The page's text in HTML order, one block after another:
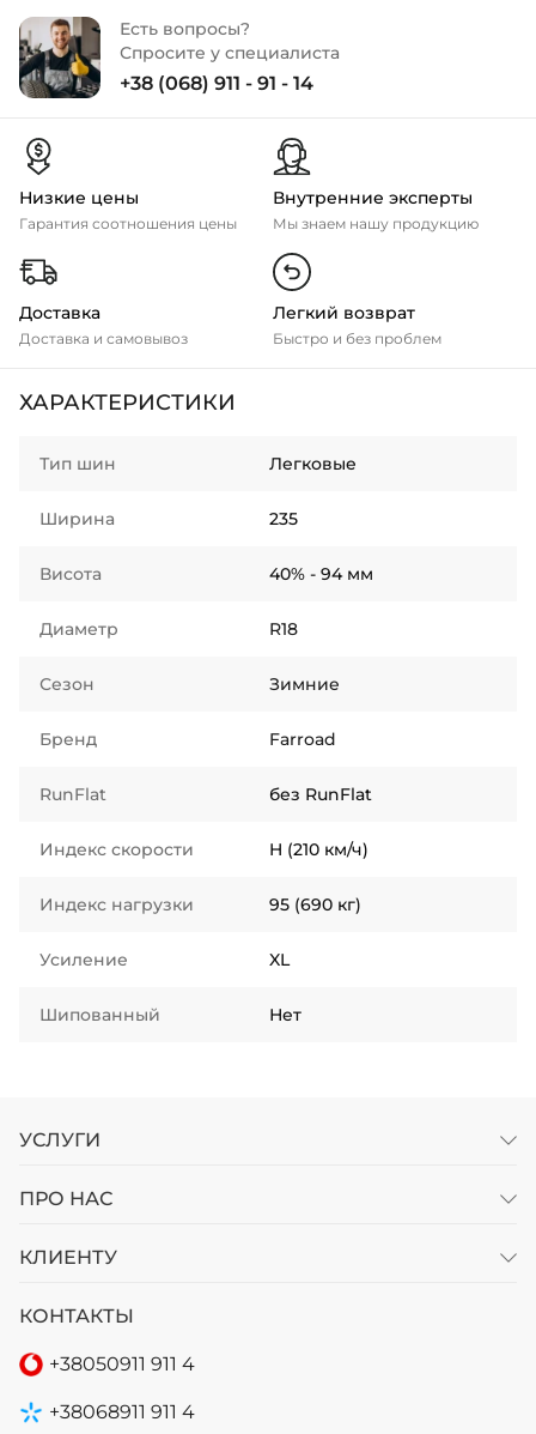
Есть вопросы?
Спросите у специалиста
+38 (068) 911 - 91 - 14
Низкие цены
Гарантия соотношения цены
Внутренние эксперты
Мы знаем нашу продукцию
Доставка
Доставка и самовывоз
Легкий возврат
Быстро и без проблем
ХАРАКТЕРИСТИКИ
Тип шин Легковые
Ширина 235
Висота 40% - 94 мм
Диаметр R18
Сезон Зимние
Бренд Farroad
RunFlat без RunFlat
Индекс скорости H (210 км/ч)
Индекс нагрузки 95 (690 кг)
Усиление XL
Шипованный Нет
УСЛУГИ
ПРО НАС
КЛИЕНТУ
КОНТАКТЫ
+38050911 911 4
+38068911 911 4